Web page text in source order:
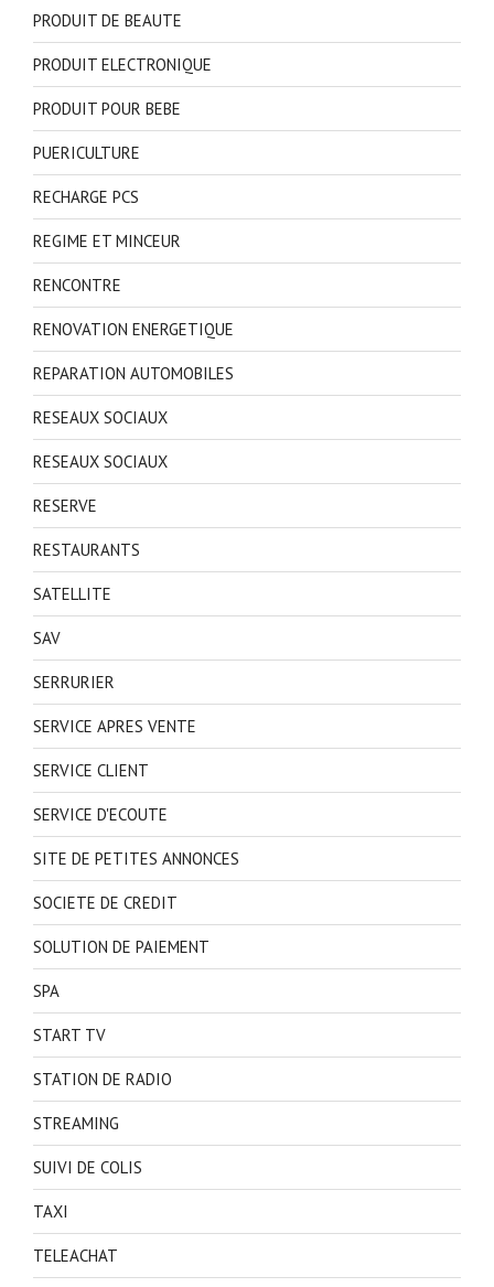
PRODUIT DE BEAUTE
PRODUIT ELECTRONIQUE
PRODUIT POUR BEBE
PUERICULTURE
RECHARGE PCS
REGIME ET MINCEUR
RENCONTRE
RENOVATION ENERGETIQUE
REPARATION AUTOMOBILES
RESEAUX SOCIAUX
RESEAUX SOCIAUX
RESERVE
RESTAURANTS
SATELLITE
SAV
SERRURIER
SERVICE APRES VENTE
SERVICE CLIENT
SERVICE D'ECOUTE
SITE DE PETITES ANNONCES
SOCIETE DE CREDIT
SOLUTION DE PAIEMENT
SPA
START TV
STATION DE RADIO
STREAMING
SUIVI DE COLIS
TAXI
TELEACHAT